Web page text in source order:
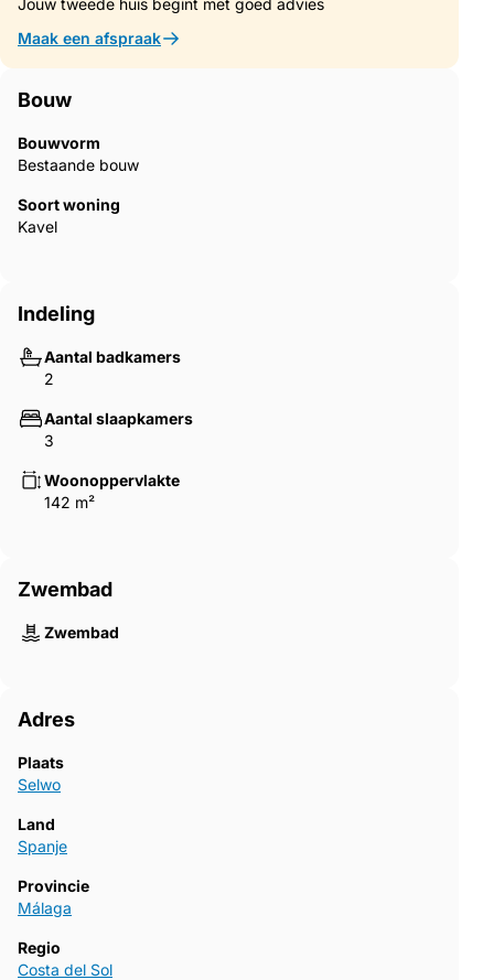
Jouw tweede huis begint met goed advies
Maak een afspraak
Bouw
Bouwvorm
Bestaande bouw
Soort woning
Kavel
Indeling
Aantal badkamers
2
Aantal slaapkamers
3
Woonoppervlakte
142 m²
Zwembad
Zwembad
Adres
Plaats
Selwo
Land
Spanje
Provincie
Málaga
Regio
Costa del Sol